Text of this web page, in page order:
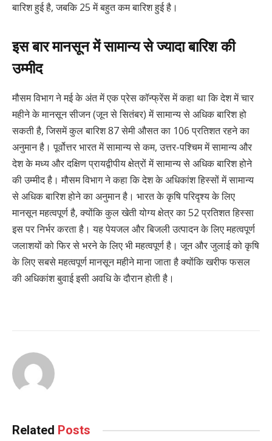
बारिश हुई है, जबकि 25 में बहुत कम बारिश हुई है।
इस बार मानसून में सामान्य से ज्यादा बारिश की
उम्मीद
मौसम विभाग ने मई के अंत में एक प्रेस कॉन्फ्रेंस में कहा था कि देश में चार
महीने के मानसून सीजन (जून से सितंबर) में सामान्य से अधिक बारिश हो
सकती है, जिसमें कुल बारिश 87 सेमी औसत का 106 प्रतिशत रहने का
अनुमान है। पूर्वोत्तर भारत में सामान्य से कम, उत्तर-पश्चिम में सामान्य और
देश के मध्य और दक्षिण प्रायद्वीपीय क्षेत्रों में सामान्य से अधिक बारिश होने
की उम्मीद है। मौसम विभाग ने कहा कि देश के अधिकांश हिस्सों में सामान्य
से अधिक बारिश होने का अनुमान है। भारत के कृषि परिदृश्य के लिए
मानसून महत्वपूर्ण है, क्योंकि कुल खेती योग्य क्षेत्र का 52 प्रतिशत हिस्सा
इस पर निर्भर करता है। यह पेयजल और बिजली उत्पादन के लिए महत्वपूर्ण
जलाशयों को फिर से भरने के लिए भी महत्वपूर्ण है। जून और जुलाई को कृषि
के लिए सबसे महत्वपूर्ण मानसून महीने माना जाता है क्योंकि खरीफ फसल
की अधिकांश बुवाई इसी अवधि के दौरान होती है।
Related Posts